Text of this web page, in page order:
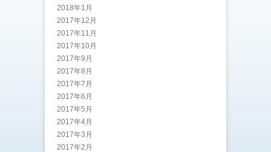
2018年1月
2017年12月
2017年11月
2017年10月
2017年9月
2017年8月
2017年7月
2017年6月
2017年5月
2017年4月
2017年3月
2017年2月